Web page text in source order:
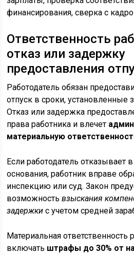
финансирования, сверка с
Ответственность
отказ или задержку
предоставления
Работодатель обязан
отпуск в сроки, установленные
Отказ или задержка
права работника и влечет
материальную
Если работодатель отказывает
основания, работник вправе
инспекцию или суд. Закон
возможностьвзыскания
задержки с учетом средней
Материальная ответственность
включать штрафы до 30% от